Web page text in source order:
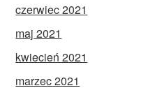
czerwiec 2021
maj 2021
kwiecień 2021
marzec 2021